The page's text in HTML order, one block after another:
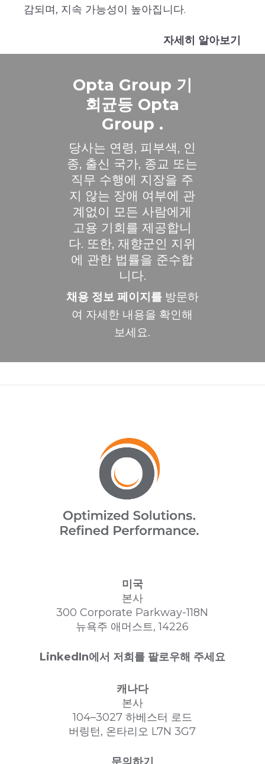
감되며, 지속 가능성이 높아집니다.
자세히 알아보기
Opta Group 기
회균등 Opta
Group .
당사는 연령, 피부색, 인
종, 출신 국가, 종교 또는
직무 수행에 지장을 주
지 않는 장애 여부에 관
계없이 모든 사람에게
고용 기회를 제공합니
다. 또한, 재향군인 지위
에 관한 법률을 준수합
니다.
채용 정보 페이지를방문하
여 자세한 내용을 확인해
보세요.
미국
본사
300 Corporate Parkway-118N
뉴욕주 애머스트, 14226
LinkedIn에서 저희를 팔로우해 주세요
캐나다
본사
104–3027 하베스터 로드
버링턴, 온타리오 L7N 3G7